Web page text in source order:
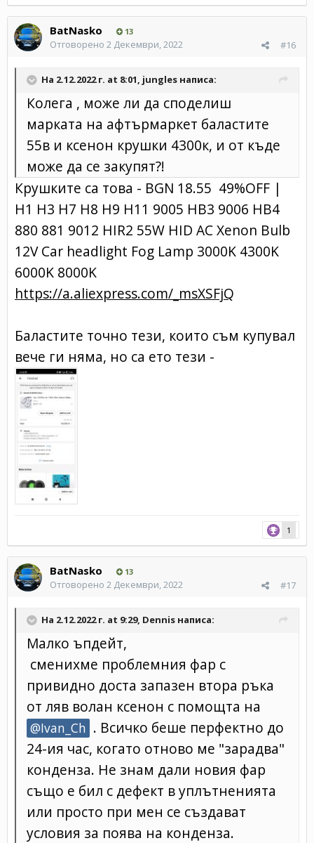
BatNasko 13
#16
Отговорено 2 Декември, 2022
На 2.12.2022 г. at 8:01, jungles написа:
Колега , може ли да споделиш
марката на афтърмаркет баластите
55в и ксенон крушки 4300к, и от къде
може да се закупят?!
Крушките са това - BGN 18.55 49%OFF |
H1 H3 H7 H8 H9 H11 9005 HB3 9006 HB4
880 881 9012 HIR2 55W HID AC Xenon Bulb
12V Car headlight Fog Lamp 3000K 4300K
6000K 8000K
https://a.aliexpress.com/_msXSFjQ
Баластите точно тези, които съм купувал
вече ги няма, но са ето тези -
1
BatNasko 13
#17
Отговорено 2 Декември, 2022
На 2.12.2022 г. at 9:29, Dennis написа:
Малко ъпдейт,
сменихме проблемния фар с
привидно доста запазен втора ръка
от ляв волан ксенон с помощта на
@Ivan_Ch . Всичко беше перфектно до
24-ия час, когато отново ме "зарадва"
конденза. Не знам дали новия фар
също е бил с дефект в уплътненията
или просто при мен се създават
условия за поява на конденза.